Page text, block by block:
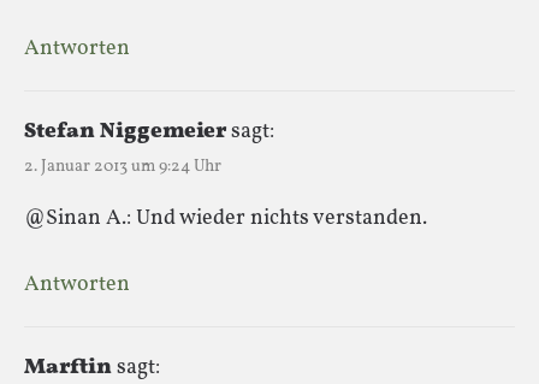
Antworten
Stefan Niggemeiersagt:
2. Januar 2013 um 9:24 Uhr
@Sinan A.: Und wieder nichts verstanden.
Antworten
Marftinsagt: